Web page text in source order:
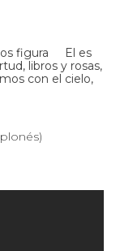
figura El es
libros y rosas,
con el cielo,